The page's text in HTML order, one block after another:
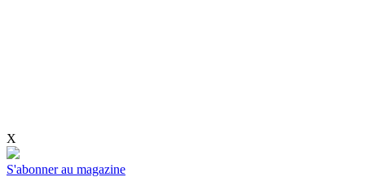
X
S'abonner au magazine